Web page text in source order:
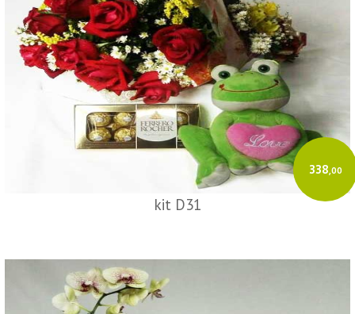
Cadastre sua empresa e o Certificado Digital (A1/A3).
Insira os dados do destinatário e os produtos.
O GeradorX calcula os tributos e transmite à SEFAZ de forma rápida e
automatizada.
Acesse o GeradorX
338,00
kit D31